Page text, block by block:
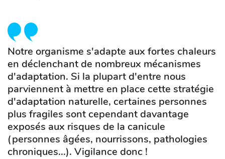
Notre organisme s'adapte aux fortes chaleurs
en déclenchant de nombreux mécanismes
d'adaptation. Si la plupart d'entre nous
parviennent à mettre en place cette stratégie
d'adaptation naturelle, certaines personnes
plus fragiles sont cependant davantage
exposés aux risques de la canicule
(personnes âgées, nourrissons, pathologies
chroniques...). Vigilance donc !